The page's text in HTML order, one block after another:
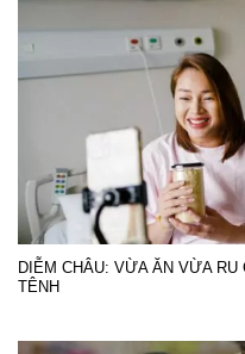
DIỄM CHÂU: VỪA ĂN VỪA
TÊNH